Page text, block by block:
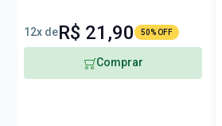
12x deR$ 21,90 50% OFF
Comprar